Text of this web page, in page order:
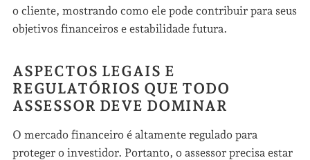
o cliente, mostrando como ele pode contribuir para seus
objetivos financeiros e estabilidade futura.
ASPECTOS LEGAIS E
REGULATÓRIOS QUE TODO
ASSESSOR DEVE DOMINAR
O mercado financeiro é altamente regulado para
proteger o investidor. Portanto, o assessor precisa estar